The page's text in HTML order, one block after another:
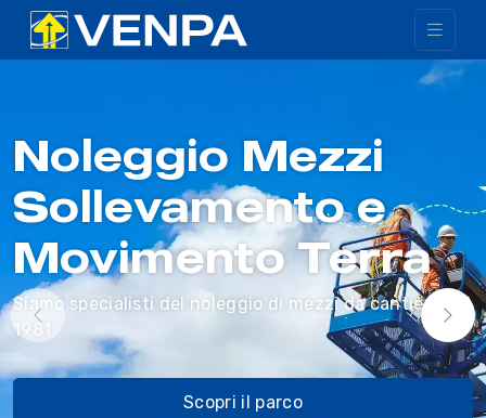
Noleggio Mezzi
Sollevamento e
Movimento Terra
Siamo specialisti del noleggio di mezzi da cantiere dal
1981
Scopri il parco